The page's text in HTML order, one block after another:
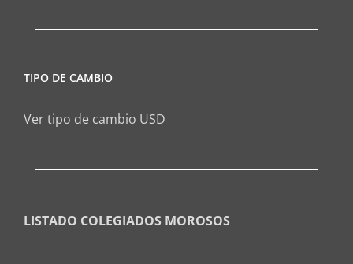
TIPO DE CAMBIO
Ver tipo de cambio USD
LISTADO COLEGIADOS MOROSOS